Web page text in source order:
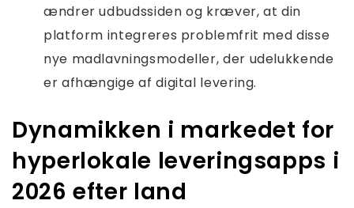
ændrer udbudssiden og kræver, at din
platform integreres problemfrit med disse
nye madlavningsmodeller, der udelukkende
er afhængige af digital levering.
Dynamikken i markedet for
hyperlokale leveringsapps i
2026 efter land